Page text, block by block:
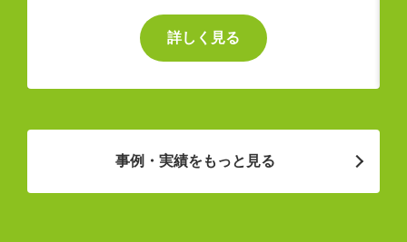
詳しく見る
事例・実績をもっと見る